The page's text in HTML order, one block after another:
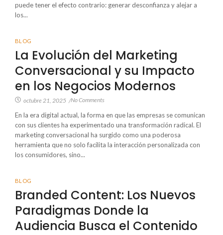
puede tener el efecto contrario: generar desconfianza y alejar a
los...
BLOG
La Evolución del Marketing
Conversacional y su Impacto
en los Negocios Modernos
octubre 21, 2025 /No Comments
En la era digital actual, la forma en que las empresas se comunican
con sus clientes ha experimentado una transformación radical. El
marketing conversacional ha surgido como una poderosa
herramienta que no solo facilita la interacción personalizada con
los consumidores, sino...
BLOG
Branded Content: Los Nuevos
Paradigmas Donde la
Audiencia Busca el Contenido